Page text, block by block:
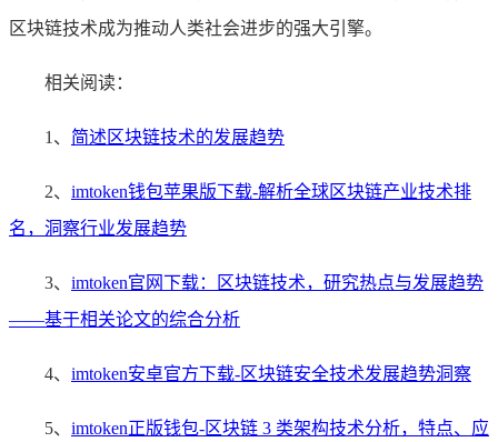
区块链技术成为推动人类社会进步的强大引擎。
相关阅读：
1、 简述区块链技术的发展趋势
2、 imtoken钱包苹果版下载-解析全球区块链产业技术排
名，洞察行业发展趋势
3、 imtoken官网下载：区块链技术，研究热点与发展趋势
——基于相关论文的综合分析
4、 imtoken安卓官方下载-区块链安全技术发展趋势洞察
5、 imtoken正版钱包-区块链 3 类架构技术分析，特点、应